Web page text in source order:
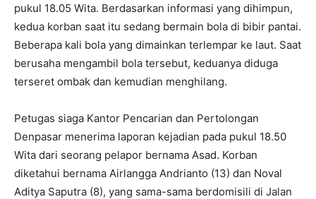
pukul 18.05 Wita. Berdasarkan informasi yang dihimpun,
kedua korban saat itu sedang bermain bola di bibir pantai.
Beberapa kali bola yang dimainkan terlempar ke laut. Saat
berusaha mengambil bola tersebut, keduanya diduga
terseret ombak dan kemudian menghilang.
Petugas siaga Kantor Pencarian dan Pertolongan
Denpasar menerima laporan kejadian pada pukul 18.50
Wita dari seorang pelapor bernama Asad. Korban
diketahui bernama Airlangga Andrianto (13) dan Noval
Aditya Saputra (8), yang sama-sama berdomisili di Jalan